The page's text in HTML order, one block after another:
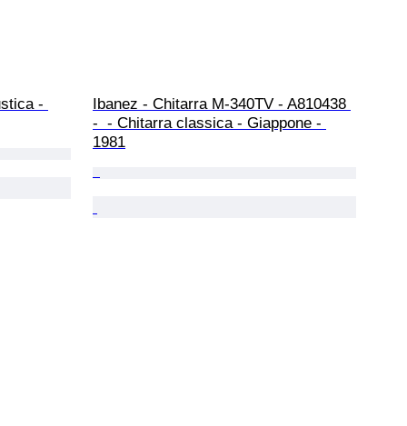
-
Ibanez - Chitarra M-340TV - A810438
-  - Chitarra classica - Giappone -
1981